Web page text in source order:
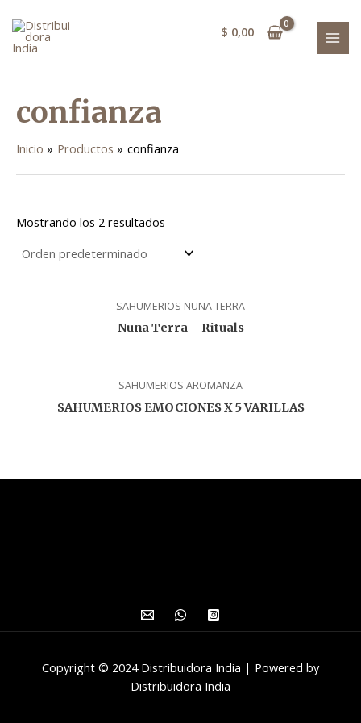
contenido
$ 0,00
confianza
Inicio Productos confianza
Mostrando los 2 resultados
SAHUMERIOS NUNA TERRA
Nuna Terra – Rituals
SAHUMERIOS AROMANZA
SAHUMERIOS EMOCIONES X 5 VARILLAS
Copyright © 2024 Distribuidora India | Powered by
Distribuidora India